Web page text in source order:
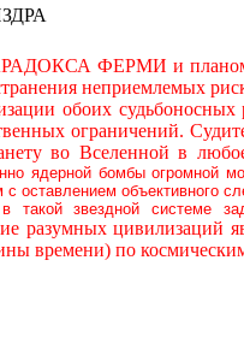
ФЕРМИ и
неприемлемых
обоих
ограничений.
во Вселенной в
ядерной бомбы огромной
оставлением объективного
такой звездной системе
разумных цивилизаций
времени) по